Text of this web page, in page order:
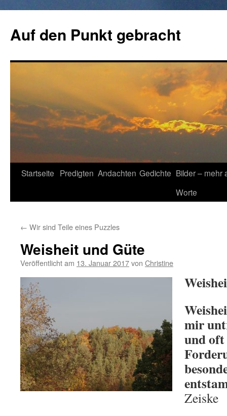
springen
Auf den Punkt gebracht
Startseite Predigten Andachten Gedichte Bilder – mehr
Worte
← Wir sind Teile eines Puzzles
Weisheit und Güte
Veröffentlicht am 13. Januar 2017von Christine
mir
und
Zeiske